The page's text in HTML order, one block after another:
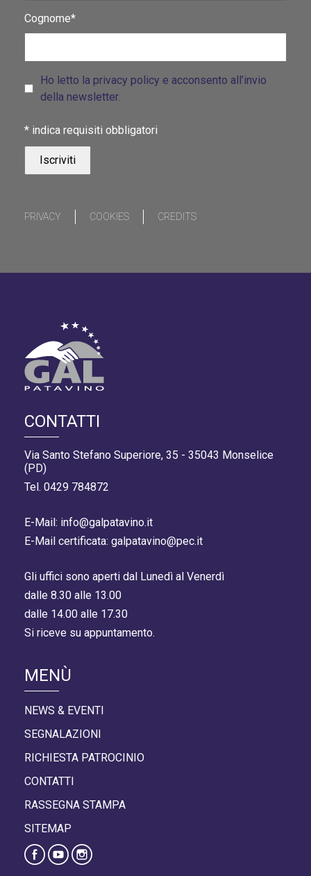
CONTATTI
Via Santo Stefano Superiore, 35 - 35043 Monselice
(PD)
Tel. 0429 784872
E-Mail: info@galpatavino.it
E-Mail certificata: galpatavino@pec.it
Gli uffici sono aperti dal Lunedì al Venerdì
dalle 8.30 alle 13.00
dalle 14.00 alle 17.30
Si riceve su appuntamento.
MENÙ
NEWS & EVENTI
SEGNALAZIONI
RICHIESTA PATROCINIO
CONTATTI
RASSEGNA STAMPA
SITEMAP
Cognome*
Ho letto la privacy policy e acconsento all’invio
della newsletter.
* indica requisiti obbligatori
PRIVACY COOKIES CREDITS